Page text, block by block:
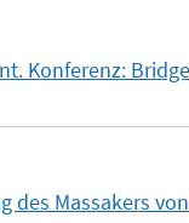
Konferenz:
des Massakers